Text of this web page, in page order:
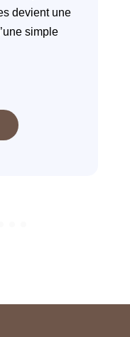
devient une
simple